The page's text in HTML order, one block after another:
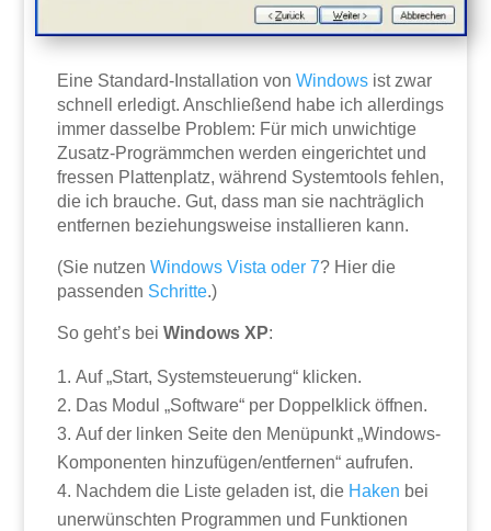
Eine Standard-Installation vonWindows ist zwar
schnell erledigt. Anschließend habe ich allerdings
immer dasselbe Problem: Für mich unwichtige
Zusatz-Progrämmchen werden eingerichtet und
fressen Plattenplatz, während Systemtools fehlen,
die ich brauche. Gut, dass man sie nachträglich
entfernen beziehungsweise installieren kann.
(Sie nutzenWindows Vista oder 7? Hier die
passenden Schritte.)
So geht’s beiWindows XP:
Auf „Start, Systemsteuerung“ klicken.
Das Modul „Software“ per Doppelklick öffnen.
Auf der linken Seite den Menüpunkt „Windows-
Komponenten hinzufügen/entfernen“ aufrufen.
Nachdem die Liste geladen ist, die Haken bei
unerwünschten Programmen und Funktionen